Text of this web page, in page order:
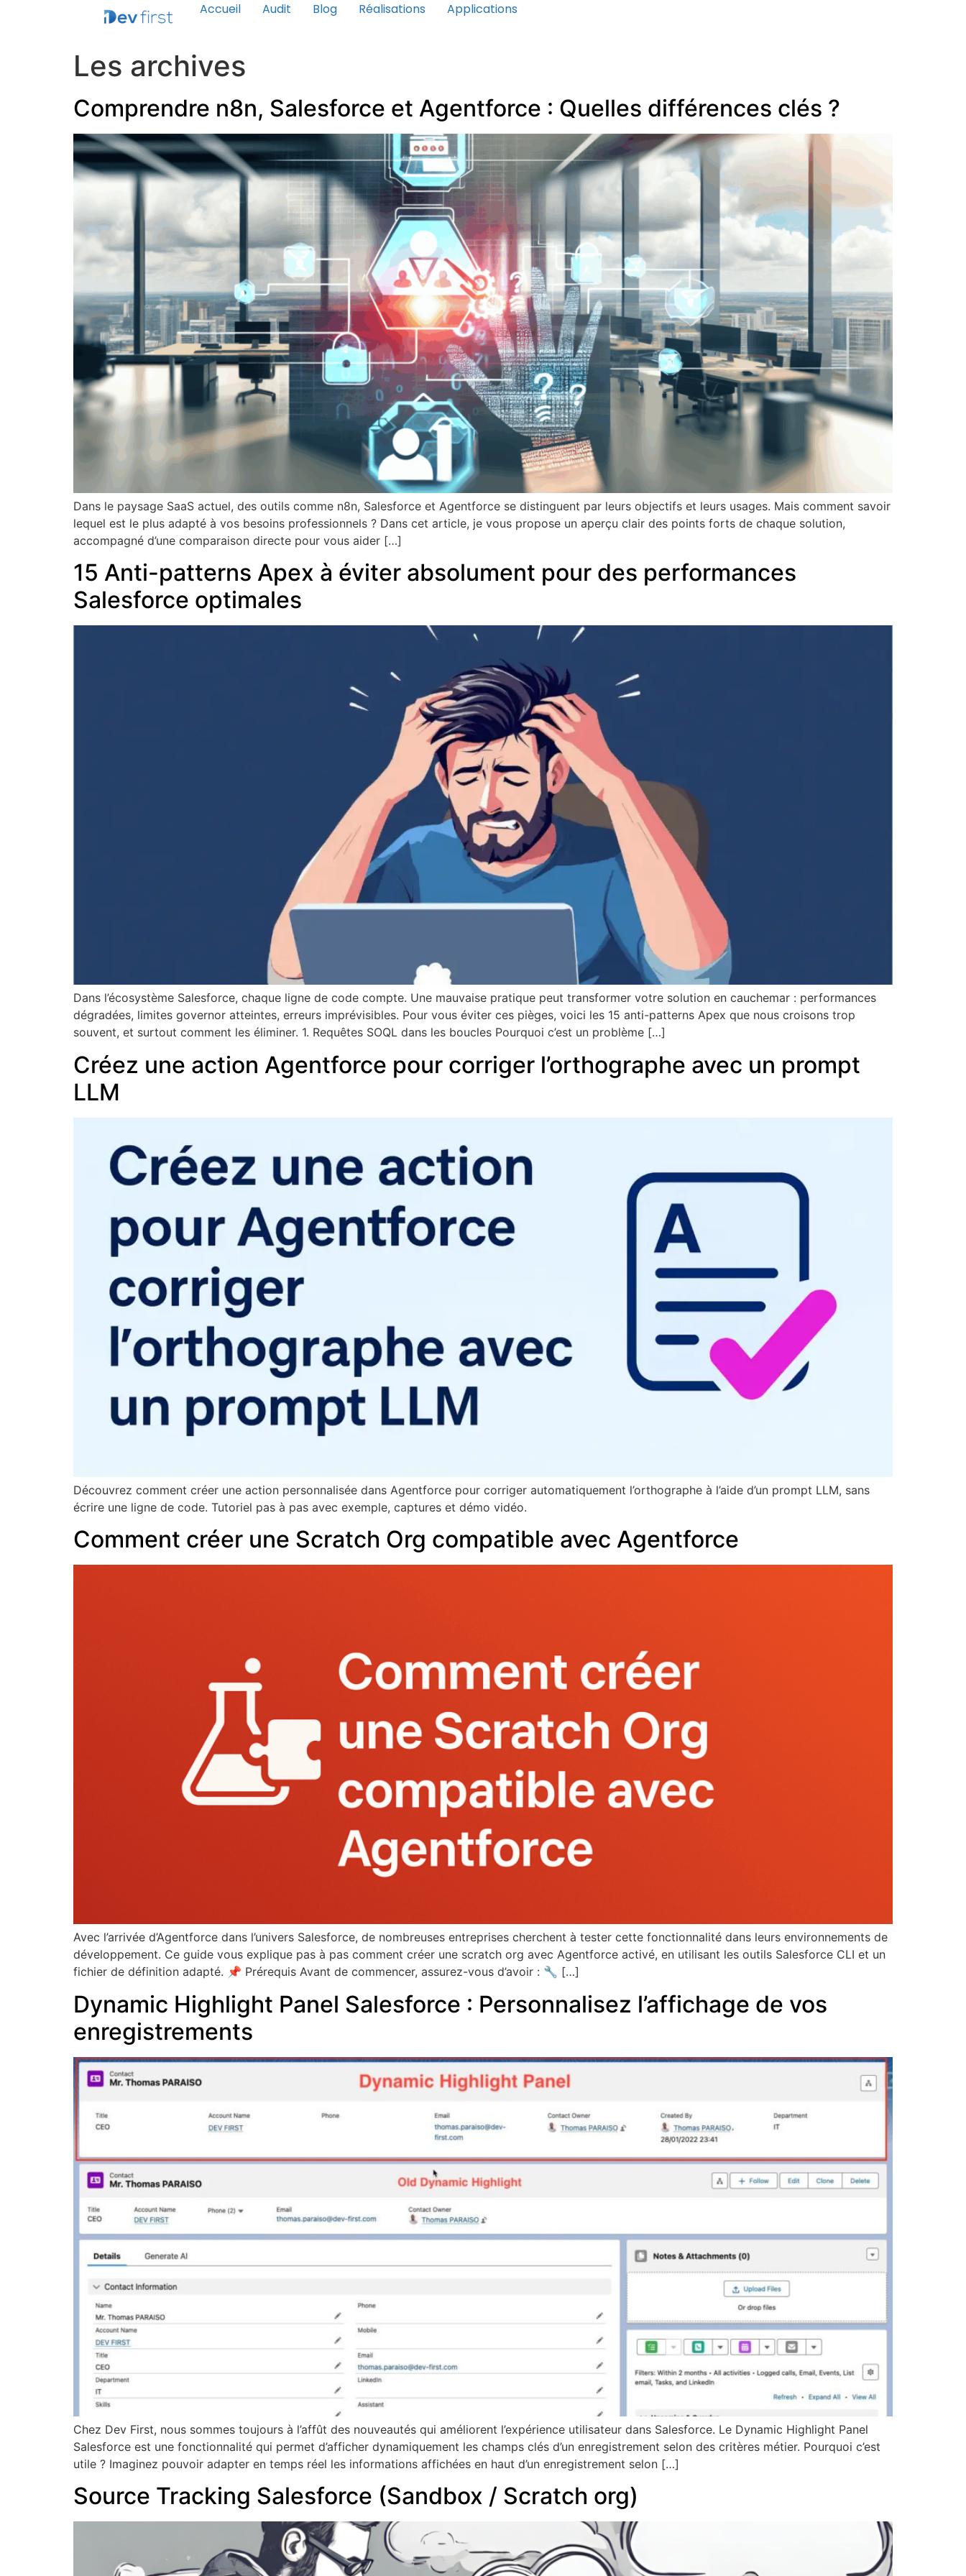
Accueil Audit Blog Réalisations Applications
Les archives
Comprendre n8n, Salesforce et Agentforce : Quelles différences clés ?
Dans le paysage SaaS actuel, des outils comme n8n, Salesforce et Agentforce se distinguent par leurs objectifs et leurs usages. Mais comment savoir
lequel est le plus adapté à vos besoins professionnels ? Dans cet article, je vous propose un aperçu clair des points forts de chaque solution,
accompagné d’une comparaison directe pour vous aider […]
15 Anti-patterns Apex à éviter absolument pour des performances
Salesforce optimales
Dans l’écosystème Salesforce, chaque ligne de code compte. Une mauvaise pratique peut transformer votre solution en cauchemar : performances
dégradées, limites governor atteintes, erreurs imprévisibles. Pour vous éviter ces pièges, voici les 15 anti-patterns Apex que nous croisons trop
souvent, et surtout comment les éliminer. 1. Requêtes SOQL dans les boucles Pourquoi c’est un problème […]
Créez une action Agentforce pour corriger l’orthographe avec un prompt
LLM
Découvrez comment créer une action personnalisée dans Agentforce pour corriger automatiquement l’orthographe à l’aide d’un prompt LLM, sans
écrire une ligne de code. Tutoriel pas à pas avec exemple, captures et démo vidéo.
Comment créer une Scratch Org compatible avec Agentforce
Avec l’arrivée d’Agentforce dans l’univers Salesforce, de nombreuses entreprises cherchent à tester cette fonctionnalité dans leurs environnements de
développement. Ce guide vous explique pas à pas comment créer une scratch org avec Agentforce activé, en utilisant les outils Salesforce CLI et un
fichier de définition adapté. 📌 Prérequis Avant de commencer, assurez-vous d’avoir : 🔧 […]
Dynamic Highlight Panel Salesforce : Personnalisez l’affichage de vos
enregistrements
Chez Dev First, nous sommes toujours à l’affût des nouveautés qui améliorent l’expérience utilisateur dans Salesforce. Le Dynamic Highlight Panel
Salesforce est une fonctionnalité qui permet d’afficher dynamiquement les champs clés d’un enregistrement selon des critères métier. Pourquoi c’est
utile ? Imaginez pouvoir adapter en temps réel les informations affichées en haut d’un enregistrement selon […]
Source Tracking Salesforce (Sandbox / Scratch org)